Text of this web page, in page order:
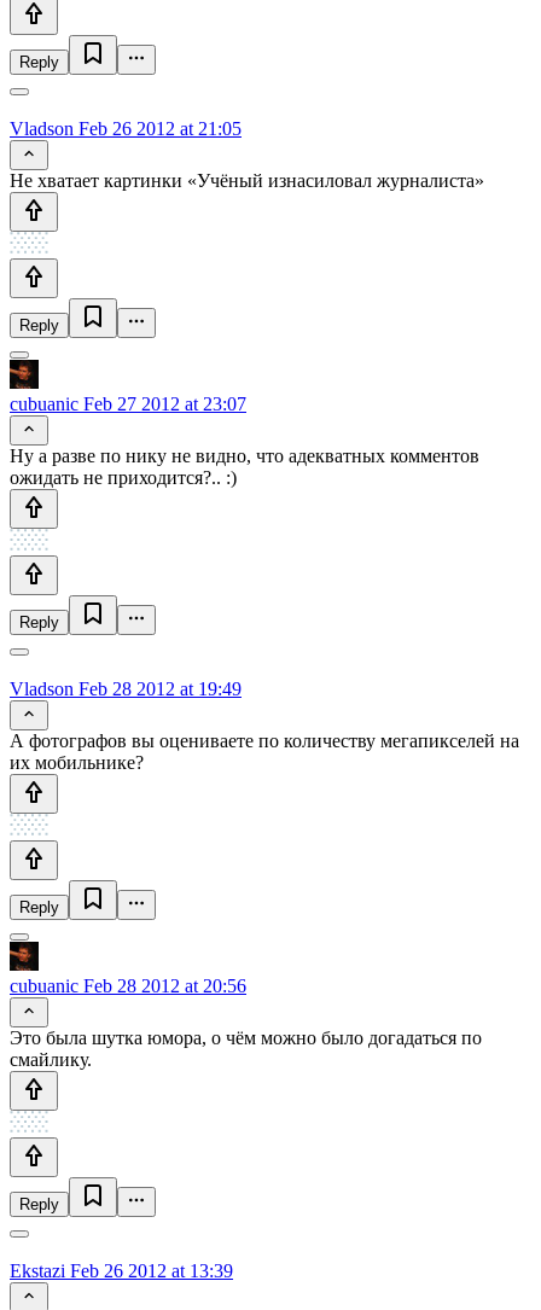
Reply
Vladson Feb 26 2012 at 21:05
Не хватает картинки «Учёный изнасиловал журналиста»
Reply
cubuanic Feb 27 2012 at 23:07
Ну а разве по нику не видно, что адекватных комментов
ожидать не приходится?.. :)
Reply
Vladson Feb 28 2012 at 19:49
А фотографов вы оцениваете по количеству мегапикселей на
их мобильнике?
Reply
cubuanic Feb 28 2012 at 20:56
Это была шутка юмора, о чём можно было догадаться по
смайлику.
Reply
Ekstazi Feb 26 2012 at 13:39